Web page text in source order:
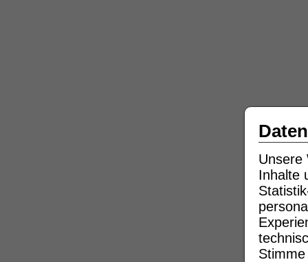
Unsere
Inhalte